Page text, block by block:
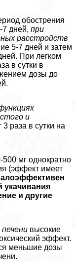
обострения
7 дней, при
расстройств
5-7 дней и затем
При легком
в сутки в
дозы до
и
3 раза в сутки на
500 мг однократно
(эффект имеет
укачивания
и другие
высокие
эффект.
меньшие дозы